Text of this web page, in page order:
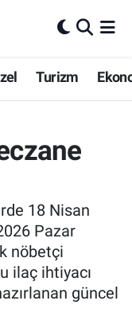
Turizm
18 Nisan
Pazar
nöbetçi
ilaç ihtiyacı
güncel